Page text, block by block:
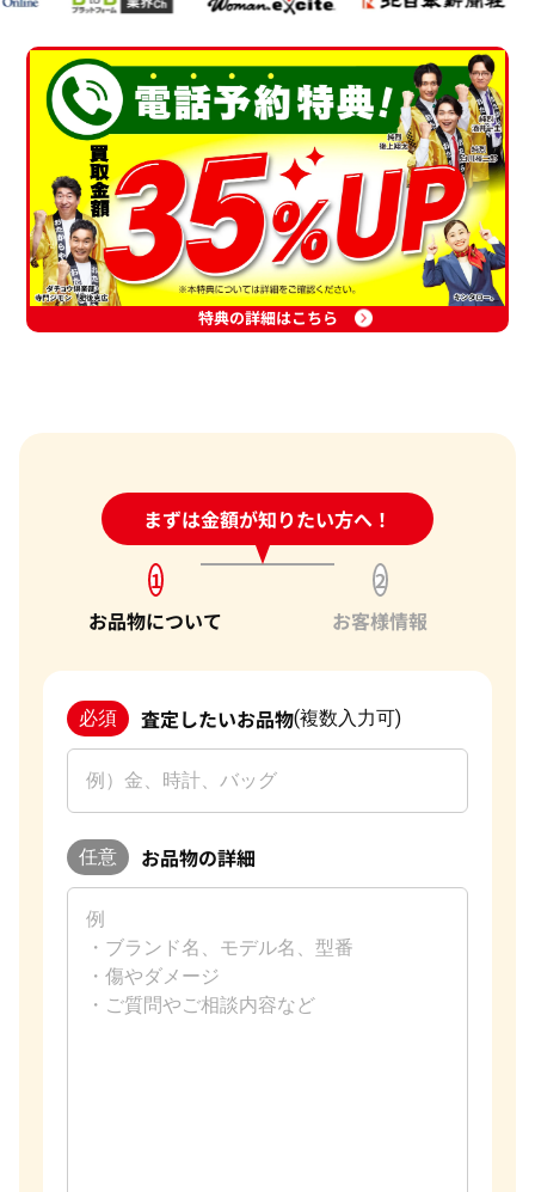
特典の詳細はこちら
まずは金額が知りたい方へ！
24時間受付中!問い合わせフォーム
1
お品物について
2
お客様情報
必須 査定したいお品物(複数入力可)
任意 お品物の詳細